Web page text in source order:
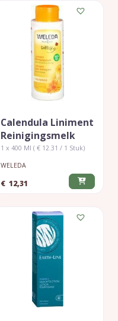
Calendula Liniment
Reinigingsmelk
1 x 400 Ml ( € 12.31 / 1 Stuk)
WELEDA
€ 12,31